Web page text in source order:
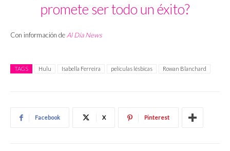
promete ser todo un éxito?
Con información deAl Día News
TAGS Hulu Isabella Ferreira películas lésbicas Rowan Blanchard
Facebook X Pinterest